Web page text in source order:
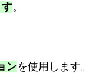
。
ンを使用します。